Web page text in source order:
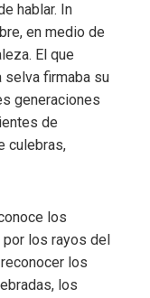
hablar. In
en medio de
El que
selva firmaba su
generaciones
de
culebras,
los
los rayos del
los
los